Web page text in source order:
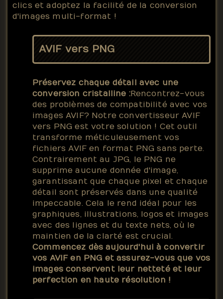
clics et adoptez la facilité de la conversion
d'images multi-format !
AVIF vers PNG
Préservez chaque détail avec une
conversion cristalline :Rencontrez-vous
des problèmes de compatibilité avec vos
images AVIF? Notre convertisseur AVIF
vers PNG est votre solution ! Cet outil
transforme méticuleusement vos
fichiers AVIF en format PNG sans perte.
Contrairement au JPG, le PNG ne
supprime aucune donnée d'image,
garantissant que chaque pixel et chaque
détail sont préservés dans une qualité
impeccable. Cela le rend idéal pour les
graphiques, illustrations, logos et images
avec des lignes et du texte nets, où le
maintien de la clarté est crucial.
Commencez dès aujourd'hui à convertir
vos AVIF en PNG et assurez-vous que vos
images conservent leur netteté et leur
perfection en haute résolution !